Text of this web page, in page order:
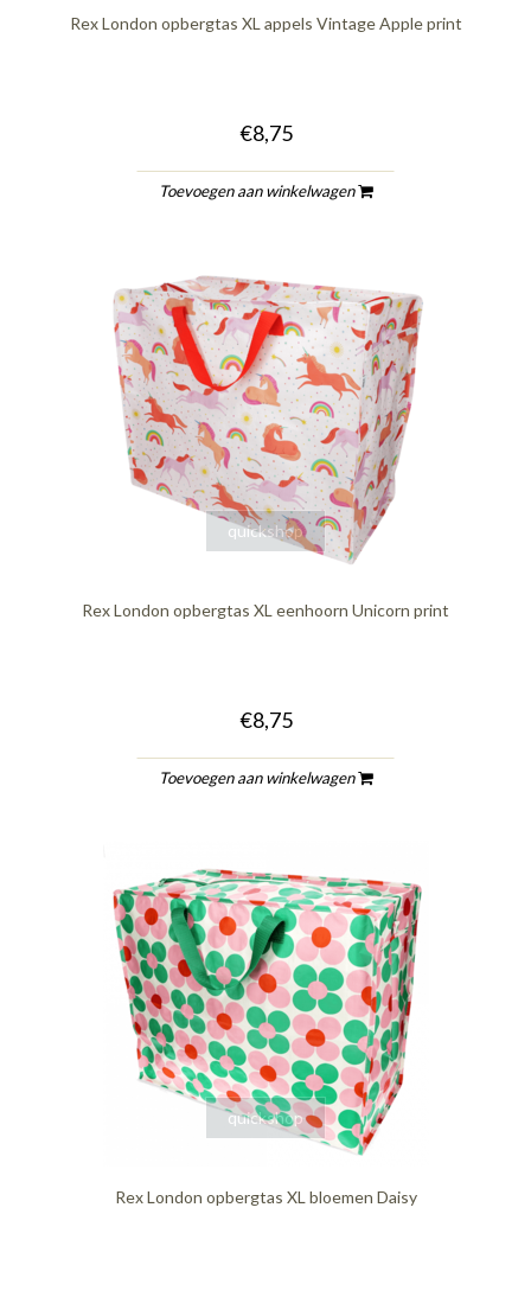
Rex London opbergtas XL appels Vintage Apple print
€8,75
Toevoegen aan winkelwagen
quickshop
Rex London opbergtas XL eenhoorn Unicorn print
€8,75
Toevoegen aan winkelwagen
quickshop
Rex London opbergtas XL bloemen Daisy